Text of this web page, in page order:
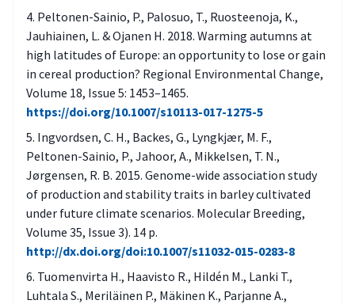
Peltonen-Sainio, P., Palosuo, T., Ruosteenoja, K.,
Jauhiainen, L. & Ojanen H. 2018. Warming autumns at
high latitudes of Europe: an opportunity to lose or gain
in cereal production? Regional Environmental Change,
Volume 18, Issue 5: 1453–1465.
https://doi.org/10.1007/s10113-017-1275-5
Ingvordsen, C. H., Backes, G., Lyngkjær, M. F.,
Peltonen-Sainio, P., Jahoor, A., Mikkelsen, T. N.,
Jørgensen, R. B. 2015. Genome-wide association study
of production and stability traits in barley cultivated
under future climate scenarios. Molecular Breeding,
Volume 35, Issue 3). 14 p.
http://dx.doi.org/doi:10.1007/s11032-015-0283-8
Tuomenvirta H., Haavisto R., Hildén M., Lanki T.,
Luhtala S., Meriläinen P., Mäkinen K., Parjanne A.,